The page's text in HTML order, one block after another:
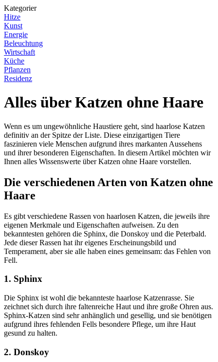
Kategorier
Hitze
Kunst
Energie
Beleuchtung
Wirtschaft
Küche
Pflanzen
Residenz
Alles über Katzen ohne Haare
Wenn es um ungewöhnliche Haustiere geht, sind haarlose Katzen
definitiv an der Spitze der Liste. Diese einzigartigen Tiere
faszinieren viele Menschen aufgrund ihres markanten Aussehens
und ihrer besonderen Eigenschaften. In diesem Artikel möchten wir
Ihnen alles Wissenswerte über Katzen ohne Haare vorstellen.
Die verschiedenen Arten von Katzen ohne
Haare
Es gibt verschiedene Rassen von haarlosen Katzen, die jeweils ihre
eigenen Merkmale und Eigenschaften aufweisen. Zu den
bekanntesten gehören die Sphinx, die Donskoy und die Peterbald.
Jede dieser Rassen hat ihr eigenes Erscheinungsbild und
Temperament, aber sie alle haben eines gemeinsam: das Fehlen von
Fell.
1. Sphinx
Die Sphinx ist wohl die bekannteste haarlose Katzenrasse. Sie
zeichnet sich durch ihre faltenreiche Haut und ihre große Ohren aus.
Sphinx-Katzen sind sehr anhänglich und gesellig, und sie benötigen
aufgrund ihres fehlenden Fells besondere Pflege, um ihre Haut
gesund zu halten.
2. Donskoy